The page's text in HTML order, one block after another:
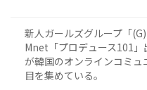
新人ガールズグループ「
Mnet「プロデュース101
が韓国のオンラインコミ
目を集めている。